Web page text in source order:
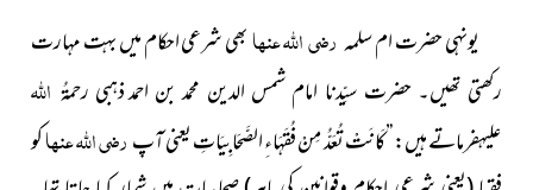
یونہی حضرت ام سلمہرضی اللہ عنہابھی شرعی احکام میں بہتمہارت
رکھتی تھیں۔ حضرت سیِّدنا امام شمس الدین محمد بن احمدذہبی رحمۃُ اللہ
علیہفرماتے ہیں:”کَانَتْ تُعَدُّ مِنْ فُقَهَاءِ الصَّحَابِیَاتِیعنی آپرضی اللہ عنہاکو